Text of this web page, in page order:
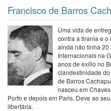
Francisco de Barros
Uma vida de
contra a tirania e o
ainda não tinha 20
Internacionais na
anos de exílio no
clandestinidade
de Barros
nasceu em
Porto e depois em Paris. Deve ao
libertária.